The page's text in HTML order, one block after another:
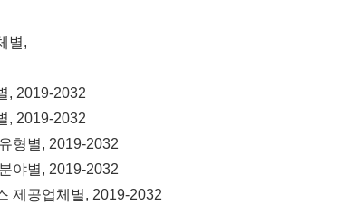
별,
, 2019-2032
, 2019-2032
형별, 2019-2032
야별, 2019-2032
제공업체별, 2019-2032